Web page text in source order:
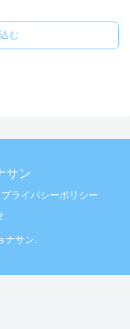
む
サン
プライバシーポリシー
ナサン.